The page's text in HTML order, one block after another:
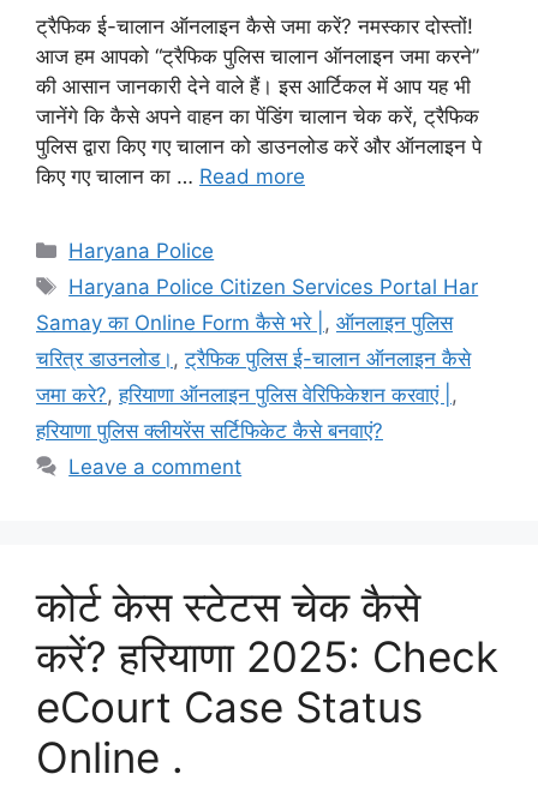
ट्रैफिक ई-चालान ऑनलाइन कैसे जमा करें? नमस्कार दोस्तों!
आज हम आपको “ट्रैफिक पुलिस चालान ऑनलाइन जमा करने”
की आसान जानकारी देने वाले हैं। इस आर्टिकल में आप यह भी
जानेंगे कि कैसे अपने वाहन का पेंडिंग चालान चेक करें, ट्रैफिक
पुलिस द्वारा किए गए चालान को डाउनलोड करें और ऑनलाइन पे
किए गए चालान का … Read more
Categories
Haryana Police
Tags
Haryana Police Citizen Services Portal Har
Samay का Online Form कैसे भरे | , ऑनलाइन पुलिस
चरित्र डाउनलोड। ,ट्रैफिक पुलिस ई-चालान ऑनलाइन कैसे
जमा करे?,हरियाणा ऑनलाइन पुलिस वेरिफिकेशन करवाएं | ,
हरियाणा पुलिस क्लीयरेंस सर्टिफिकेट कैसे बनवाएं?
Leave a comment
कोर्ट केस स्टेटस चेक कैसे
करें? हरियाणा 2025: Check
eCourt Case Status
Online .